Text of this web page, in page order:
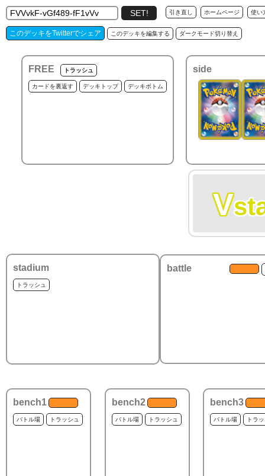
引き直し ホームページ 使い
このデッキをTwitterでシェア このデッキを編集する ダークモード切り替え
FREE トラッシュ
カードを裏返す デッキトップ デッキボトム
side
V
stadium
トラッシュ
battle
bench1
バトル場 トラッシュ
bench2
バトル場 トラッシュ
bench3
バトル場 トラ